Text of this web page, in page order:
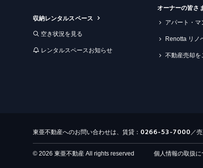
収納レンタルスペース
空き状況を見る
レンタルスペースお知らせ
オーナーの皆さ
アパート・マ
Renotta リノ
不動産売却を
東亜不動産へのお問い合わせは、賃貸： 0266-53-7000／売
© 2026 東亜不動産 All rights reserved 個人情報の取扱に